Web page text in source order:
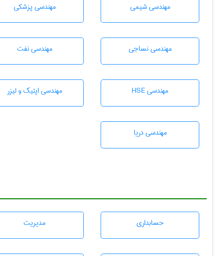
مهندسي شيمی مهندسی پزشکی
مهندسي نساجی مهندسی نفت
مهندسی HSE مهندسی اپتیک و لیزر
مهندسی دریا
حسابداری مديريت